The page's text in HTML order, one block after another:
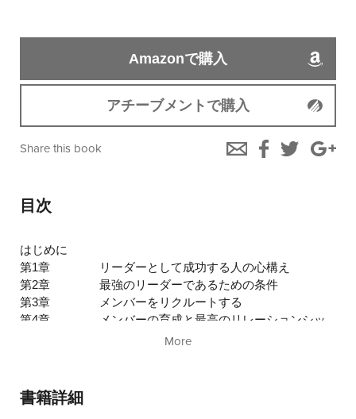
Amazonで購入
アチーブメントで購入
Share this book
目次
はじめに
第1章
リーダーとして成功する人の心構え
第2章
最強のリーダーであるための条件
第3章
メンバーをリクルートする
第4章
メンバーの育成と最高のリレーションシッ
More
書籍詳細